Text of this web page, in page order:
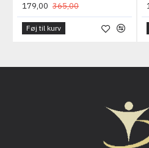
179,00 365,00
Føj til kurv